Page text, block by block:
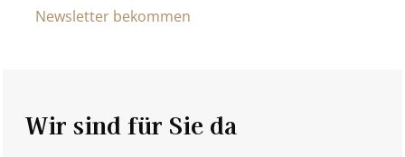
Newsletter bekommen
Wir sind für Sie da